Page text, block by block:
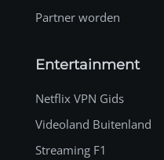
Partner worden
Entertainment
Netflix VPN Gids
Videoland Buitenland
Streaming F1